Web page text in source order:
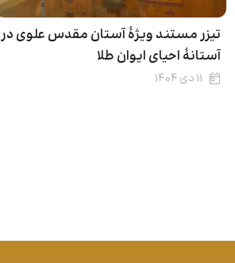
تیزر مستند ویژۀ آستان مقدس علوی در
آستانهٔ احیای ایوان طلا
۱۱ دی ۱۴۰۴